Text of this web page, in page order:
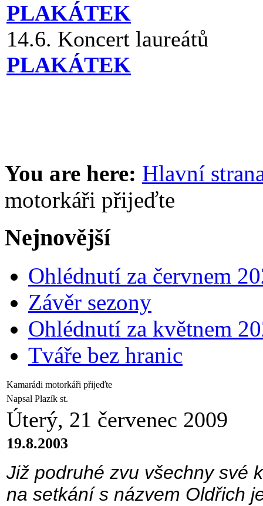
PLAKÁTEK
14.6. Koncert laureátů
PLAKÁTEK
You are here: Hlavní
motorkáři přijeďte
Nejnovější
Ohlédnutí za červnem
Závěr sezony
Ohlédnutí za květnem
Tváře bez hranic
Kamarádi motorkáři přijeďte
Napsal Plazík st.
Úterý, 21 červenec 2009
19.8.2003
Již podruhé zvu všechny své
na setkání s názvem Oldřich